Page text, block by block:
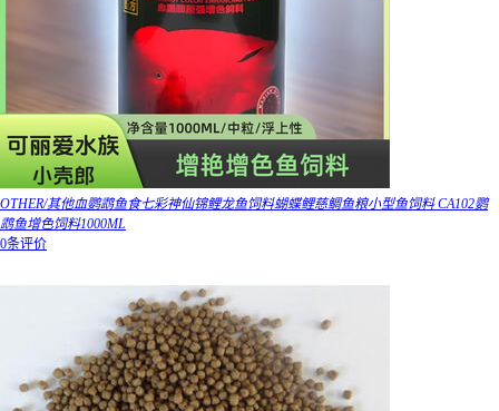
OTHER/其他血鹦鹉鱼食七彩神仙锦鲤龙鱼饲料蝴蝶鲤慈鲷鱼粮小型鱼饲料 CA102鹦
鹉鱼增色饲料1000ML
0条评价